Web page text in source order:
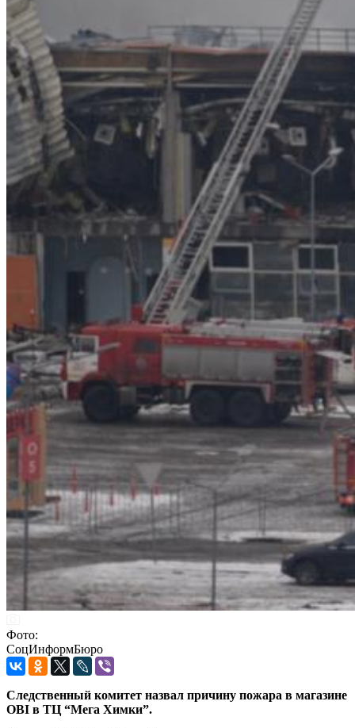
Фото:
СоцИнформБюро
Следственный комитет назвал причину пожара в магазине
OBI в ТЦ “Мега Химки”.